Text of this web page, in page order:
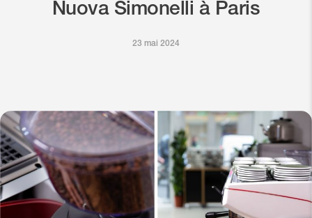
Nuova Simonelli à Paris
23 mai 2024